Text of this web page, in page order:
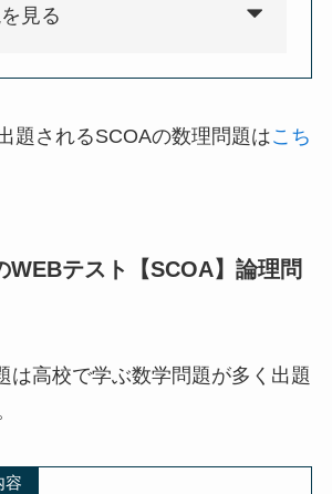
見る
題されるSCOAの数理問題はこち
WEBテスト【SCOA】論理問
は高校で学ぶ数学問題が多く出題
容